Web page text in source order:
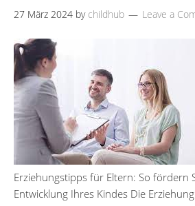
27 März 2024 by childhub Leave a
Erziehungstipps für Eltern: So fördern
Entwicklung Ihres Kindes Die